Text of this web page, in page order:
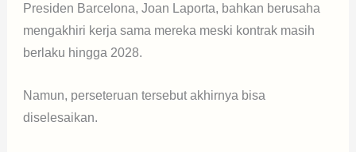
Presiden Barcelona, Joan Laporta, bahkan berusaha
mengakhiri kerja sama mereka meski kontrak masih
berlaku hingga 2028.
Namun, perseteruan tersebut akhirnya bisa
diselesaikan.